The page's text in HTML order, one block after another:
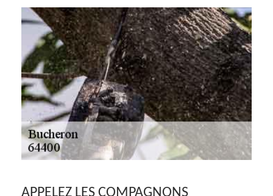
APPELEZ LES COMPAGNONS